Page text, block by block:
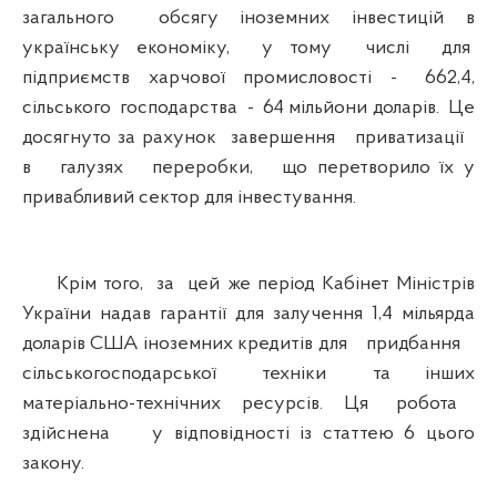
загального обсягу іноземних інвестицій в
українську економіку, у тому числі для
підприємств харчової промисловості - 662,4,
сільського господарства - 64 мільйони доларів. Це
досягнуто за рахунок завершення приватизації
в галузях переробки, що перетворило їх у
привабливий сектор для інвестування.
Крім того, за цей же період Кабінет Міністрів
України надав гарантії для залучення 1,4 мільярда
доларів США іноземних кредитів для придбання
сільськогосподарської техніки та інших
матеріально-технічних ресурсів. Ця робота
здійснена у відповідності із статтею 6 цього
закону.